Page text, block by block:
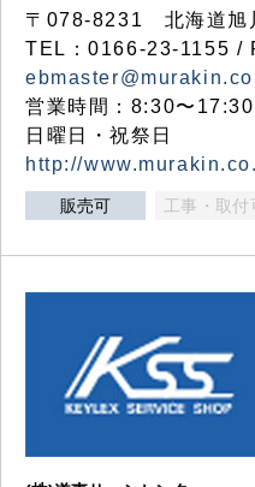
〒078-8231 北海道旭
TEL：0166-23-1155 /
営業時間：8:30〜
日曜日・祝祭日
http://
販売可 工事・取付